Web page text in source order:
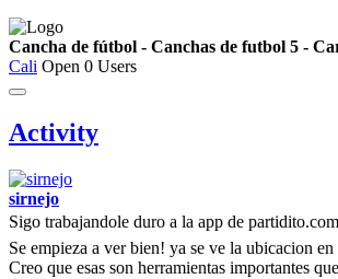
Cancha de fútbol - Canchas de futbol 5 -
Cali Open 0 Users
Activity
sirnejo
Sigo trabajandole duro a la app de
Se empieza a ver bien! ya se ve la ubicacion
Creo que esas son herramientas importantes